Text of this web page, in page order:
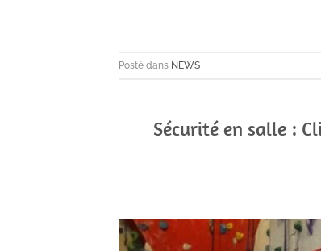
Posté dans NEWS
Sécurité en salle :